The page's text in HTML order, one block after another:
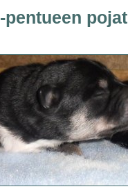
pentueen pojat